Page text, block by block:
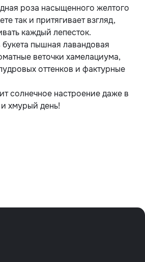
роза насыщенного желтого
так и притягивает взгляд,
каждый лепесток.
пышная лавандовая
веточки хамелациума,
оттенков и фактурные
солнечное настроение даже в
хмурый день!